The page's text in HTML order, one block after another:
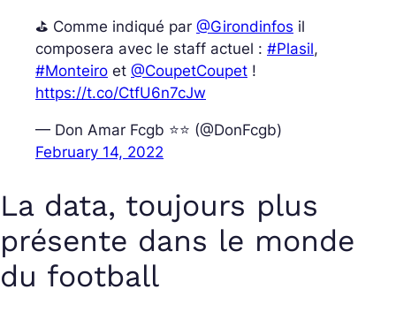
⛳️ Comme indiqué par @Girondinfos il
composera avec le staff actuel : #Plasil,
#Monteiro et @CoupetCoupet !
https://t.co/CtfU6n7cJw
— Don Amar Fcgb ⭐️⭐️ (@DonFcgb)
February 14, 2022
La data, toujours plus
présente dans le monde
du football